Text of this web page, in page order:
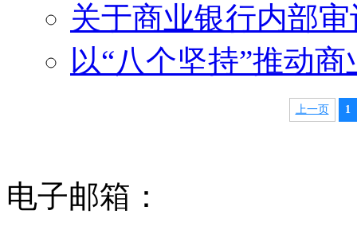
关于商业银行内部
以“八个坚持”推动
上一页 1
电子邮箱：